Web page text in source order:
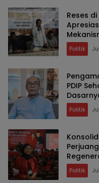
Reses
Olahraga
Politik
PDIP
Politik
Politik